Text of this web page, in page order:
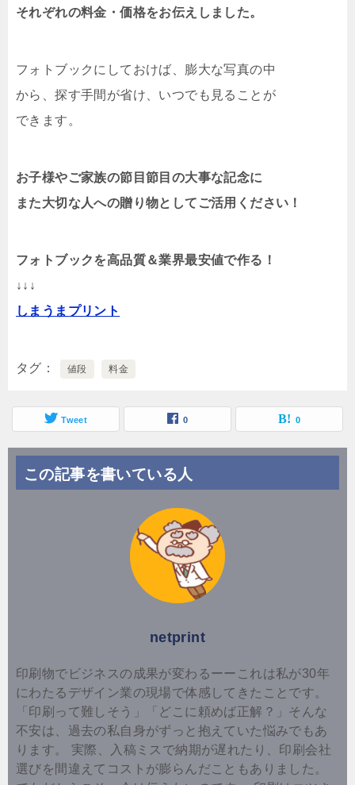
それぞれの料金・価格をお伝えしました。
フォトブックにしておけば、膨大な写真の中
から、探す手間が省け、いつでも見ることが
できます。
お子様やご家族の節目節目の大事な記念に
また大切な人への贈り物としてご活用ください！
フォトブックを高品質＆業界最安値で作る！
↓↓↓
しまうまプリント
タグ 値段 料金
Tweet 0 0
この記事を書いている人
netprint
印刷物でビジネスの成果が変わるーーこれは私が30年
にわたるデザイン業の現場で体感してきたことです。
「印刷って難しそう」「どこに頼めば正解？」そんな
不安は、過去の私自身がずっと抱えていた悩みでもあ
ります。 実際、入稿ミスで納期が遅れたり、印刷会社
選びを間違えてコストが膨らんだこともありました。